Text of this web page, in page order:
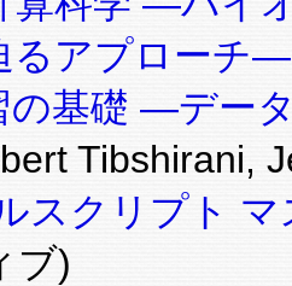
るアプローチ
の基礎 ―デー
Tibshirani,
スクリプト
ブ)